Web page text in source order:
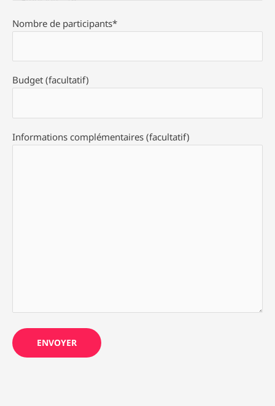
Nombre de participants*
Budget (facultatif)
Informations complémentaires (facultatif)